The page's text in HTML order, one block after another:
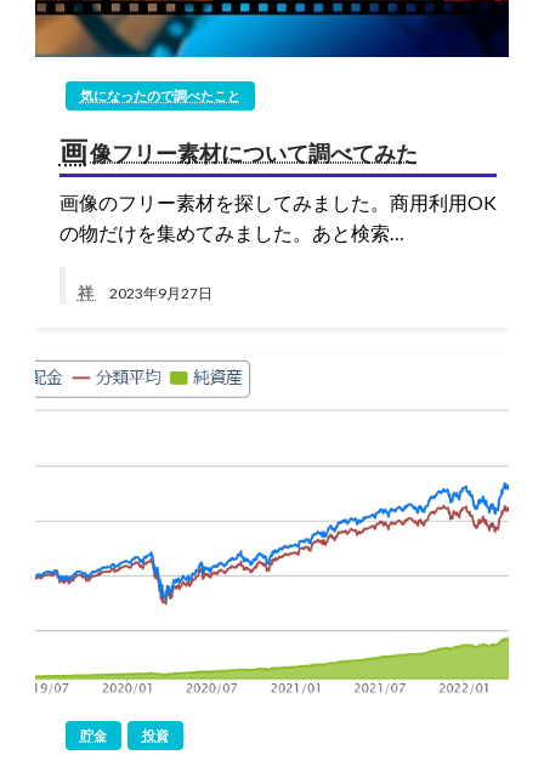
気になったので調べたこと
画像フリー素材について調べてみた
画像のフリー素材を探してみました。商用利用OK
の物だけを集めてみました。あと検索…
祥 2023年9月27日
貯金 投資